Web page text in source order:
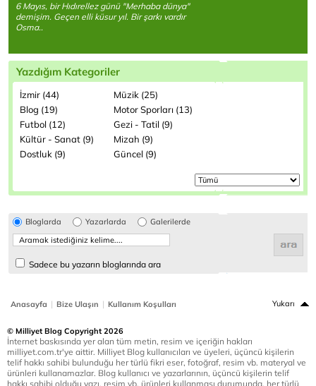
6 Mayıs, bir Hıdırellez günü "Merhaba dünya"
demişim. Geçen elli küsur yıl. Bir şarkı vardır
Osma..
Yazdığım Kategoriler
İzmir (44)
Müzik (25)
Blog (19)
Motor Sporları (13)
Futbol (12)
Gezi - Tatil (9)
Kültür - Sanat (9)
Mizah (9)
Dostluk (9)
Güncel (9)
Bloglarda Yazarlarda Galerilerde
Sadece bu yazarın bloglarında ara
Anasayfa | Bize Ulaşın | Kullanım Koşulları Yukarı
© Milliyet Blog Copyright 2026
İnternet baskısında yer alan tüm metin, resim ve içeriğin hakları
milliyet.com.tr'ye aittir. Milliyet Blog kullanıcıları ve üyeleri, üçüncü kişilerin
telif hakkı sahibi bulunduğu her türlü fikri eser, fotoğraf, resim vb. materyal ve
ürünleri kullanamazlar. Blog kullanıcı ve yazarlarının, üçüncü kişilerin telif
hakkı sahibi olduğu yazı, resim vb. ürünleri kullanması durumunda, her türlü